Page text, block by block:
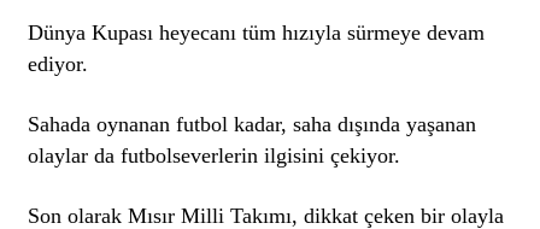
Dünya Kupası heyecanı tüm hızıyla sürmeye devam
ediyor.
Sahada oynanan futbol kadar, saha dışında yaşanan
olaylar da futbolseverlerin ilgisini çekiyor.
Son olarak Mısır Milli Takımı, dikkat çeken bir olayla